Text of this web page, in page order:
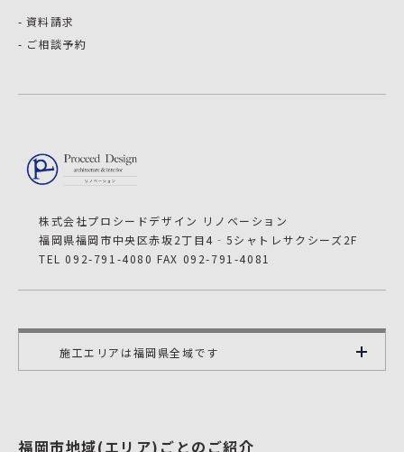
資料請求
ご相談予約
株式会社プロシードデザイン リノベーション
福岡県福岡市中央区赤坂2丁目4‐5シャトレサクシーズ2F
TEL 092-791-4080 FAX 092-791-4081
施工エリアは福岡県全域です
福岡市地域(エリア)ごとのご紹介